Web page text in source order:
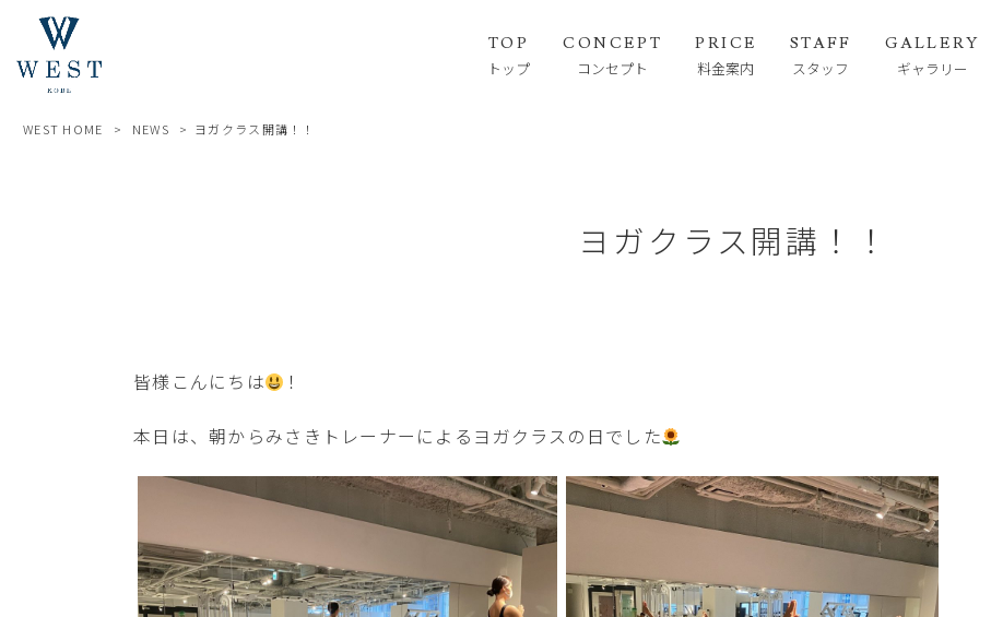
TOP
トップ
CONCEPT
コンセプト
PRICE
料金案内
STAFF
スタッフ
GALLERY
ギャラリー
WEST HOME > NEWS > ヨガクラス開講！！
ヨガクラス開講！！
皆様こんにちは ！
本日は、朝からみさきトレーナーによるヨガクラスの日でした